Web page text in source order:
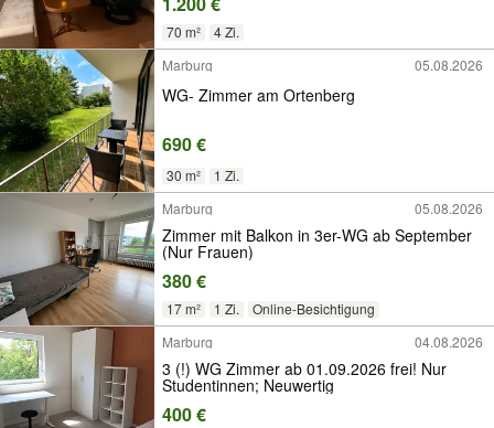
70 m²
4 Zi.
Marburg
05.08.2026
WG- Zimmer am Ortenberg
690 €
30 m²
1 Zi.
Marburg
05.08.2026
Zimmer mit Balkon in 3er-WG ab September
(Nur Frauen)
380 €
17 m² 1 Zi.
Online-Besichtigung
Marburg
04.08.2026
3 (!) WG Zimmer ab 01.09.2026 frei! Nur
Studentinnen; Neuwertig
400 €